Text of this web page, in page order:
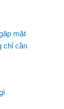
mặt
chỉ cần